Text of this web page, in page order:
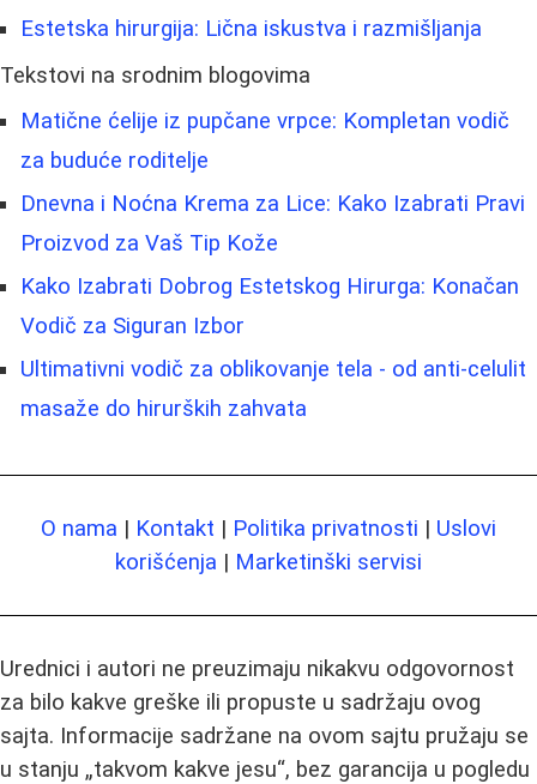
Estetska hirurgija: Lična iskustva i razmišljanja
Tekstovi na srodnim blogovima
Matične ćelije iz pupčane vrpce: Kompletan vodič
za buduće roditelje
Dnevna i Noćna Krema za Lice: Kako Izabrati Pravi
Proizvod za Vaš Tip Kože
Kako Izabrati Dobrog Estetskog Hirurga: Konačan
Vodič za Siguran Izbor
Ultimativni vodič za oblikovanje tela - od anti-celulit
masaže do hirurških zahvata
O nama | Kontakt | Politika privatnosti | Uslovi
korišćenja | Marketinški servisi
Urednici i autori ne preuzimaju nikakvu odgovornost
za bilo kakve greške ili propuste u sadržaju ovog
sajta. Informacije sadržane na ovom sajtu pružaju se
u stanju „takvom kakve jesu“, bez garancija u pogledu